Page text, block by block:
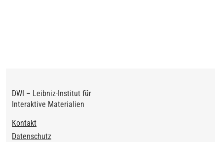
DWI – Leibniz-Institut für
Interaktive Materialien
Footer
Kontakt
Datenschutz